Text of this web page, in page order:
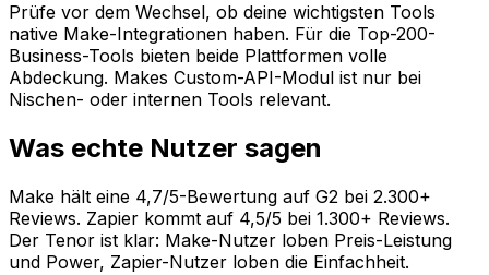
Prüfe vor dem Wechsel, ob deine wichtigsten Tools
native Make-Integrationen haben. Für die Top-200-
Business-Tools bieten beide Plattformen volle
Abdeckung. Makes Custom-API-Modul ist nur bei
Nischen- oder internen Tools relevant.
Was echte Nutzer sagen
Make hält eine 4,7/5-Bewertung auf G2 bei 2.300+
Reviews. Zapier kommt auf 4,5/5 bei 1.300+ Reviews.
Der Tenor ist klar: Make-Nutzer loben Preis-Leistung
und Power, Zapier-Nutzer loben die Einfachheit.